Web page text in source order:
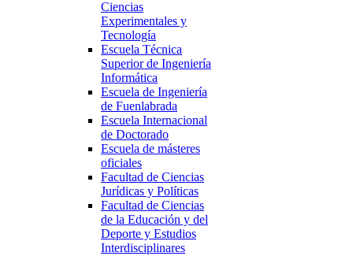
Ciencias
Experimentales y
Tecnología
Escuela Técnica
Superior de Ingeniería
Informática
Escuela de Ingeniería
de Fuenlabrada
Escuela Internacional
de Doctorado
Escuela de másteres
oficiales
Facultad de Ciencias
Jurídicas y Políticas
Facultad de Ciencias
de la Educación y del
Deporte y Estudios
Interdisciplinares